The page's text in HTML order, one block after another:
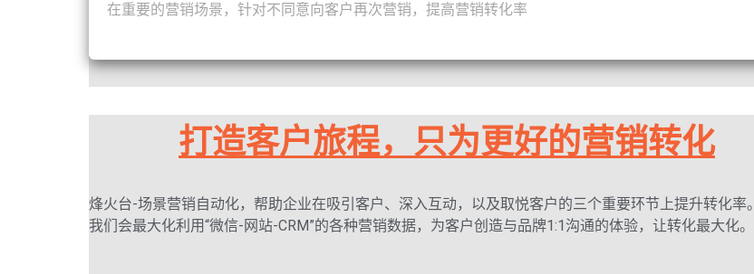
在重要的营销场景，针对不同意向客户再次营销，提高营销转化率
打造客户旅程，只为更好的营销转化
烽火台-场景营销自动化，帮助企业在吸引客户、深入互动，以及取悦客户的三个重要环节上提升转化率。
我们会最大化利用“微信-网站-CRM”的各种营销数据，为客户创造与品牌1:1沟通的体验，让转化最大化。